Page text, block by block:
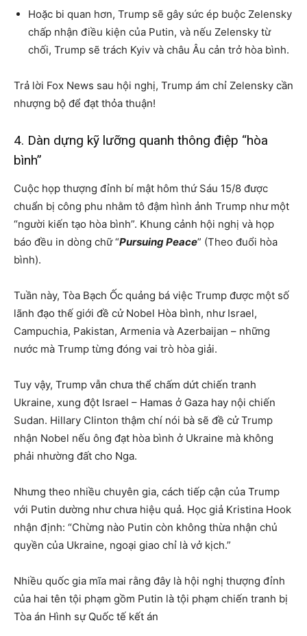
Hoặc bi quan hơn, Trump sẽ gây sức ép buộc Zelensky
chấp nhận điều kiện của Putin, và nếu Zelensky từ
chối, Trump sẽ trách Kyiv và châu Âu cản trở hòa bình.
Trả lời Fox News sau hội nghị, Trump ám chỉ Zelensky cần
nhượng bộ để đạt thỏa thuận!
4. Dàn dựng kỹ lưỡng quanh thông điệp “hòa
bình”
Cuộc họp thượng đỉnh bí mật hôm thứ Sáu 15/8 được
chuẩn bị công phu nhằm tô đậm hình ảnh Trump như một
“người kiến tạo hòa bình”. Khung cảnh hội nghị và họp
báo đều in dòng chữ “Pursuing Peace” (Theo đuổi hòa
bình).
Tuần này, Tòa Bạch Ốc quảng bá việc Trump được một số
lãnh đạo thế giới đề cử Nobel Hòa bình, như Israel,
Campuchia, Pakistan, Armenia và Azerbaijan – những
nước mà Trump từng đóng vai trò hòa giải.
Tuy vậy, Trump vẫn chưa thể chấm dứt chiến tranh
Ukraine, xung đột Israel – Hamas ở Gaza hay nội chiến
Sudan. Hillary Clinton thậm chí nói bà sẽ đề cử Trump
nhận Nobel nếu ông đạt hòa bình ở Ukraine mà không
phải nhường đất cho Nga.
Nhưng theo nhiều chuyên gia, cách tiếp cận của Trump
với Putin dường như chưa hiệu quả. Học giả Kristina Hook
nhận định: “Chừng nào Putin còn không thừa nhận chủ
quyền của Ukraine, ngoại giao chỉ là vở kịch.”
Nhiều quốc gia mĩa mai rằng đây là hội nghị thượng đỉnh
của hai tên tội phạm gồm Putin là tội phạm chiến tranh bị
Tòa án Hình sự Quốc tế kết án